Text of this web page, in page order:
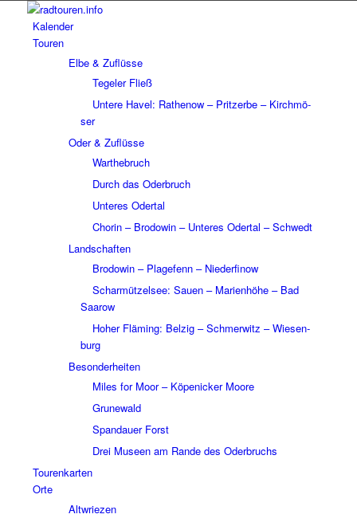
Kalen­der
Touren
Elbe & Zuflüsse
Tege­ler Fließ
Untere Havel: Rathe­now – Prit­zerbe – Kirch­mö­
ser
Oder & Zuflüsse
Wart­he­bruch
Durch das Oder­bruch
Unte­res Oder­tal
Chorin – Brodo­win – Unte­res Oder­tal – Schwedt
Land­schaf­ten
Brodo­win – Plage­fenn – Nieder­fi­now
Schar­müt­zel­see: Sauen – Mari­en­höhe – Bad
Saarow
Hoher Fläming: Belzig – Schmer­witz – Wiesen­
burg
Beson­der­hei­ten
Miles for Moor – Köpe­nicker Moore
Grune­wald
Span­dauer Forst
Drei Museen am Rande des Oder­bruchs
Touren­kar­ten
Orte
Altwrie­zen